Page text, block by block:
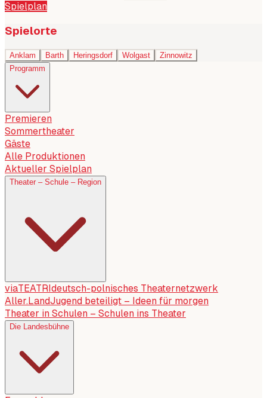
Spielplan
Spielorte
Anklam Barth Heringsdorf Wolgast
Zinnowitz
Programm
Premieren
Sommertheater
Gäste
Alle Produktionen
Aktueller Spielplan
Theater – Schule – Region
viaTEATRI deutsch-polnisches Theaternetzwerk
Aller.LandJugend beteiligt – Ideen für morgen
Theater in Schulen – Schulen ins Theater
Die Landesbühne